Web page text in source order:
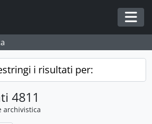
i risultati per:
4811
archivistica